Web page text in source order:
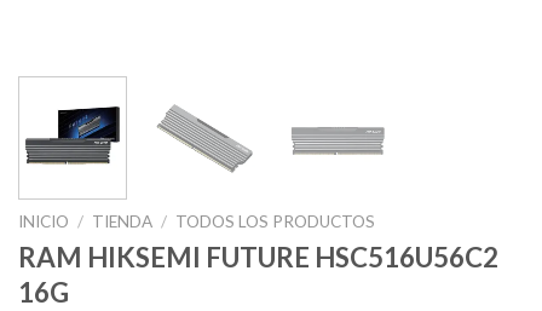
INICIO / TIENDA / TODOS LOS PRODUCTOS
RAM HIKSEMI FUTURE HSC516U56C2
16G